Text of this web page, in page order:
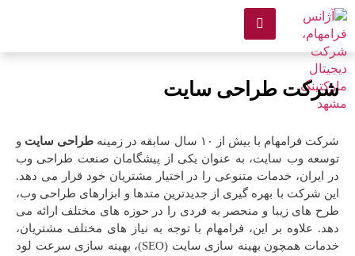
شرکت طراحی سایت
شرکت فرامهام با بیش از ۱۰ سال سابقه در زمینه طراحی سایت و
توسعه وب سایت، به عنوان یکی از پیشگامان صنعت طراحی وب
در ایران، خدمات متنوعی را در اختیار مشتریان خود قرار می دهد.
این شرکت با بهره گیری از جدیدترین متدها و ابزارهای طراحی وب،
طرح های زیبا و منحصر به فردی را در حوزه های مختلف ارائه می
دهد. علاوه بر این، فرامهام با توجه به نیاز های مختلف مشتریان،
خدمات همچون بهینه سازی سایت (SEO)، بهینه سازی سرعت لود